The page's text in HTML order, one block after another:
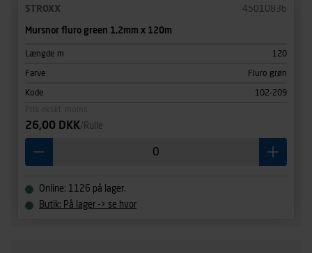
STROXX 45010836
Mursnor fluro green 1,2mm x 120m
Længde m 120
Farve Fluro grøn
Kode
102-209
26,00 DKK/Rulle
Online: 1126 på lager.
Butik: På lager -> se hvor